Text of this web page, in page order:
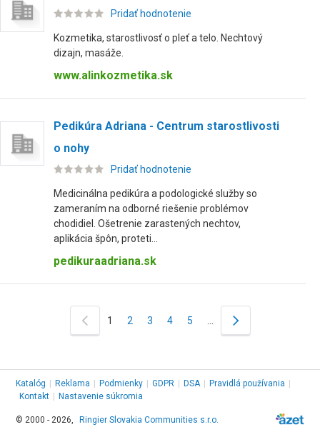
Pridať hodnotenie
Kozmetika, starostlivosť o pleť a telo. Nechtový
dizajn, masáže.
www.alinkozmetika.sk
Pedikúra Adriana - Centrum starostlivosti
o nohy
Pridať hodnotenie
Medicinálna pedikúra a podologické služby so
zameraním na odborné riešenie problémov
chodidiel. Ošetrenie zarastených nechtov,
aplikácia špôn, proteti...
pedikuraadriana.sk
1 2 3 4 5
Katalóg Reklama Podmienky GDPR DSA Pravidlá používania
Kontakt
Nastavenie súkromia
© 2000 - 2026, Ringier Slovakia Communities s.r.o.